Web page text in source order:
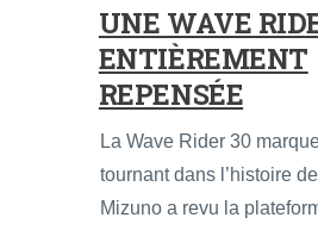
UNE WAVE
ENTIÈREMENT
REPENSÉE
La Wave Rider 30
tournant dans l’histoire
Mizuno a revu la